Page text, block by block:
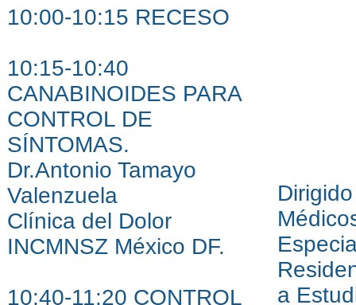
10:00-10:15 RECESO
10:15-10:40
CANABINOIDES PARA
CONTROL DE
SÍNTOMAS.
Dr.Antonio Tamayo
Valenzuela
Clínica del Dolor
INCMNSZ México DF.
10:40-11:20 CONTROL
a